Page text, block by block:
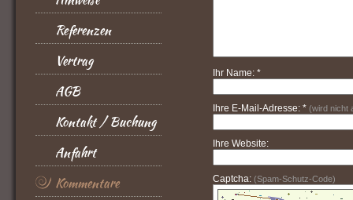
Referenzen
Vertrag
AGB
Kontakt / Buchung
Anfahrt
Kommentare
Ihr Name: *
Ihre E-Mail-Adresse: * (wird nicht
Ihre Website:
Captcha: (Spam-Schutz-Code)